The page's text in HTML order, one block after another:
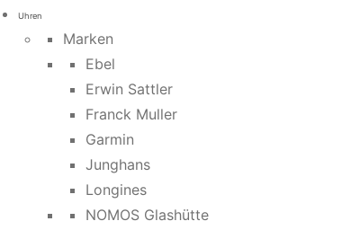
Uhren
Marken
Ebel
Erwin Sattler
Franck Muller
Garmin
Junghans
Longines
NOMOS Glashütte